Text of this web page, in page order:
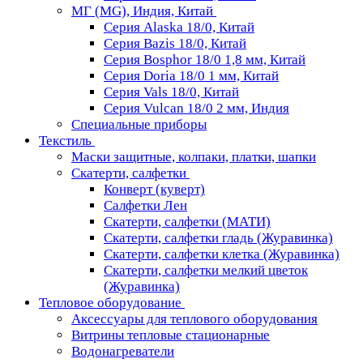
МГ (MG), Индия, Китай
Серия Alaska 18/0, Китай
Серия Bazis 18/0, Китай
Серия Bosphor 18/0 1,8 мм, Китай
Серия Doria 18/0 1 мм, Китай
Серия Vals 18/0, Китай
Серия Vulcan 18/0 2 мм, Индия
Специальные приборы
Текстиль
Маски защитные, колпаки, платки, шапки
Скатерти, салфетки
Конверт (куверт)
Салфетки Лен
Скатерти, салфетки (МАТИ)
Скатерти, салфетки гладь (Журавинка)
Скатерти, салфетки клетка (Журавинка)
Скатерти, салфетки мелкий цветок
(Журавинка)
Тепловое оборудование
Аксессуары для теплового оборудования
Витрины тепловые стационарные
Водонагреватели